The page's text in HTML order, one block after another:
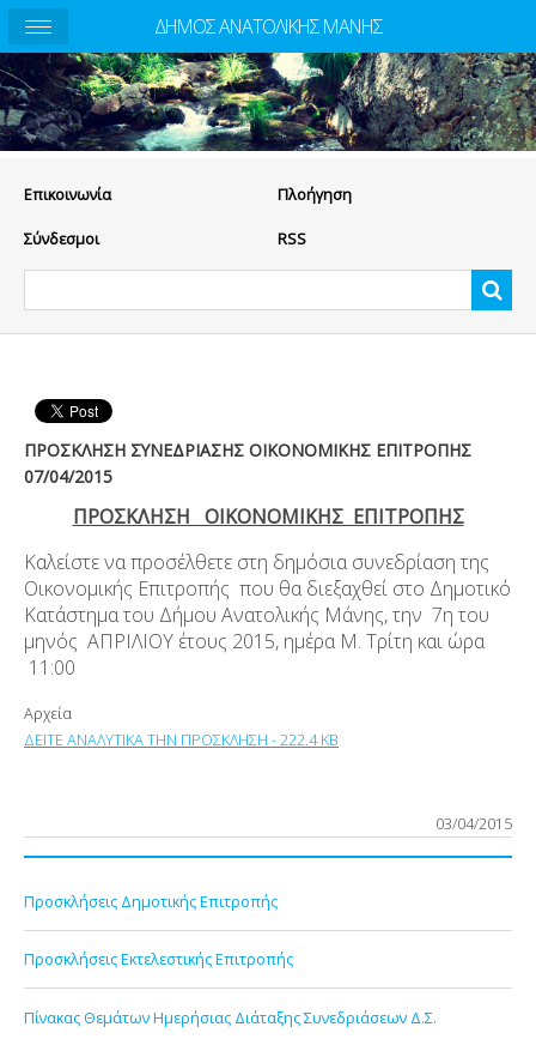
Eπικοινωνία Πλοήγηση
Σύνδεσμοι RSS
ΠΡΟΣΚΛΗΣΗ ΣΥΝΕΔΡΙΑΣΗΣ ΟΙΚΟΝΟΜΙΚΗΣ ΕΠΙΤΡΟΠΗΣ
07/04/2015
ΠΡΟΣΚΛΗΣΗ ΟΙΚΟΝΟΜΙΚΗΣ ΕΠΙΤΡΟΠΗΣ
Καλείστε να προσέλθετε στη δημόσια συνεδρίαση της
Οικονομικής Επιτροπής που θα διεξαχθεί στο Δημοτικό
Κατάστημα του Δήμου Ανατολικής Μάνης, την 7η του
μηνός ΑΠΡΙΛΙΟΥ έτους 2015, ημέρα Μ. Τρίτη και ώρα
11:00
Αρχεία
ΔΕΙΤΕ ΑΝΑΛΥΤΙΚΑ ΤΗΝ ΠΡΟΣΚΛΗΣΗ - 222.4 KB
03/04/2015
Προσκλήσεις Δημοτικής Επιτροπής
Προσκλήσεις Εκτελεστικής Επιτροπής
Πίνακας Θεμάτων Ημερήσιας Διάταξης Συνεδριάσεων Δ.Σ.
ΔΗΜΟΣ ΑΝΑΤΟΛΙΚΗΣ ΜΑΝΗΣ